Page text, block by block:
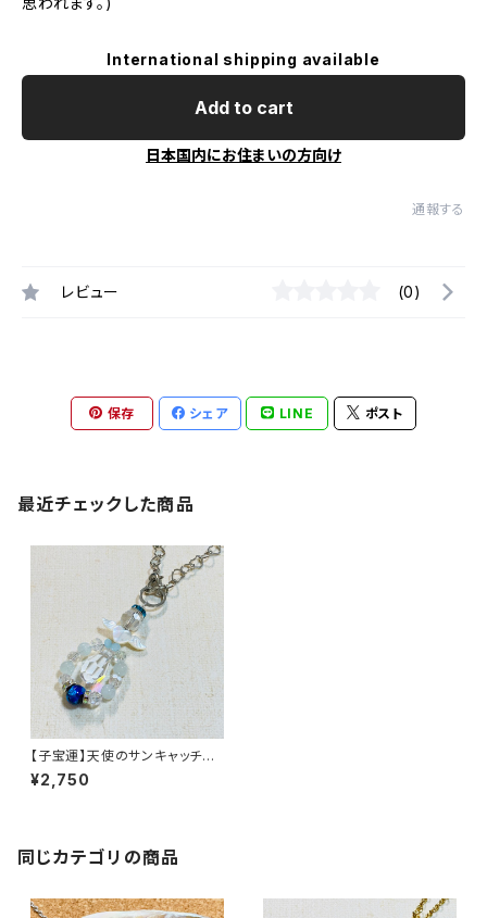
International shipping available
Add to cart
日本国内にお住まいの方向け
通報する
レビュー (0)
保存 シェア LINE ポスト
最近チェックした商品
【子宝運】天使のサンキャッチャ
ーバッグチャーム
¥2,750
同じカテゴリの商品